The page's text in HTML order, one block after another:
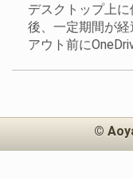
デスクトップ上
後、一定期間が
アウト前に
©